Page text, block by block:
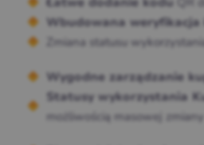
Łatwe dodanie kodu
Wbudowana weryfikacja
Zmiana statusu
Wygodne zarządzanie
Statusy wykorzystania
możliwością masowej